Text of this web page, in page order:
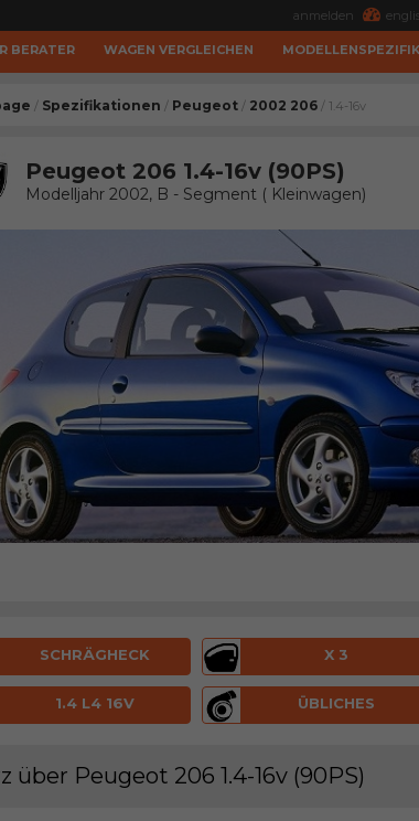
anmelden
BERATER WAGEN VERGLEICHEN
/ Spezifikationen / Peugeot / 2002 206 / 1.4-16v
Peugeot 206 1.4-16v (90PS)
Modelljahr 2002, B - Segment ( Kleinwagen)
SCHRÄGHECK X 3
1.4 L4 16V ÜBLICHES
über Peugeot 206 1.4-16v (90PS)